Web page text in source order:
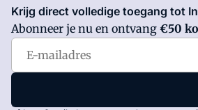
Installatie Journaal is
VoorwaardenenPrivacy en
Krijg direct volledige toegang tot
Abonneer je nu en ontvang €50